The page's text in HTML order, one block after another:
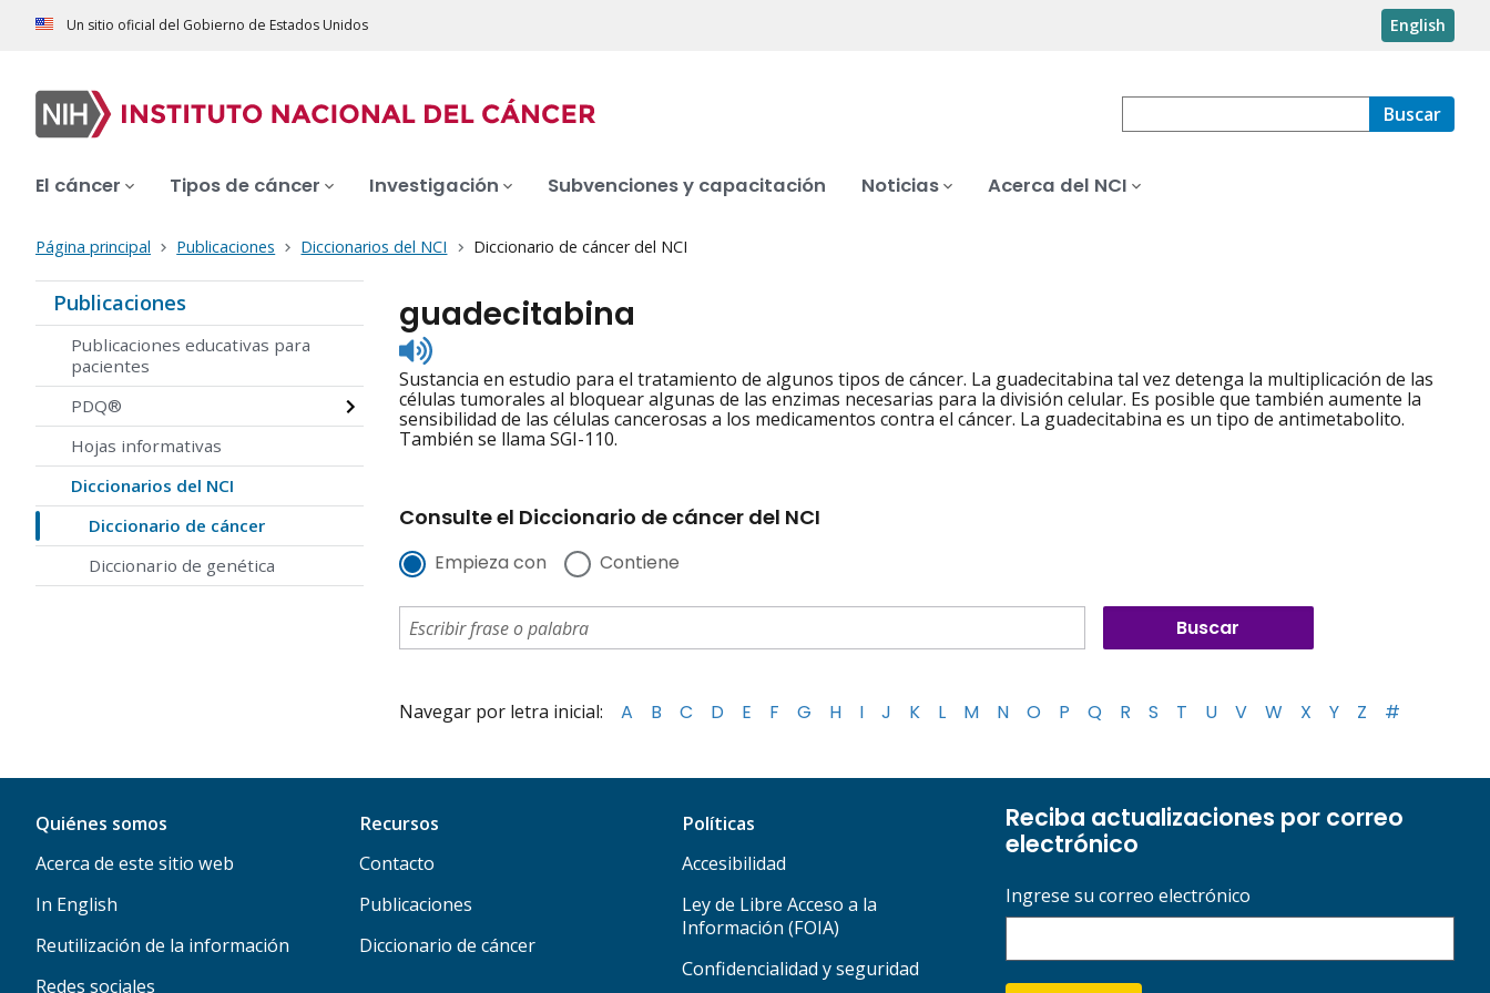
Un sitio oficial del Gobierno de Estados Unidos English
Buscar
El cáncer Tipos de cáncer Investigación Subvenciones y capacitación Noticias Acerca del NCI
Página principal Publicaciones Diccionarios del NCI Diccionario de cáncer del NCI
Publicaciones
Publicaciones educativas para
pacientes
PDQ®
Hojas informativas
Diccionarios del NCI
Diccionario de cáncer
Diccionario de genética
guadecitabina
Listen
to
pronunciation
Sustancia en estudio para el tratamiento de algunos tipos de cáncer. La guadecitabina tal vez detenga la multiplicación de las
células tumorales al bloquear algunas de las enzimas necesarias para la división celular. Es posible que también aumente la
sensibilidad de las células cancerosas a los medicamentos contra el cáncer. La guadecitabina es un tipo de antimetabolito.
También se llama SGI-110.
Consulte el Diccionario de cáncer del NCI
Empieza con Contiene
Navegar por letra inicial: A B C D E F G H I J K L M N O P Q R S T U V W X Y Z #
Quiénes somos
Acerca de este sitio web
In English
Reutilización de la información
Redes sociales
Recursos
Contacto
Publicaciones
Diccionario de cáncer
Políticas
Accesibilidad
Ley de Libre Acceso a la
Información (FOIA)
Confidencialidad y seguridad
Reciba actualizaciones por correo
electrónico
Ingrese su correo electrónico